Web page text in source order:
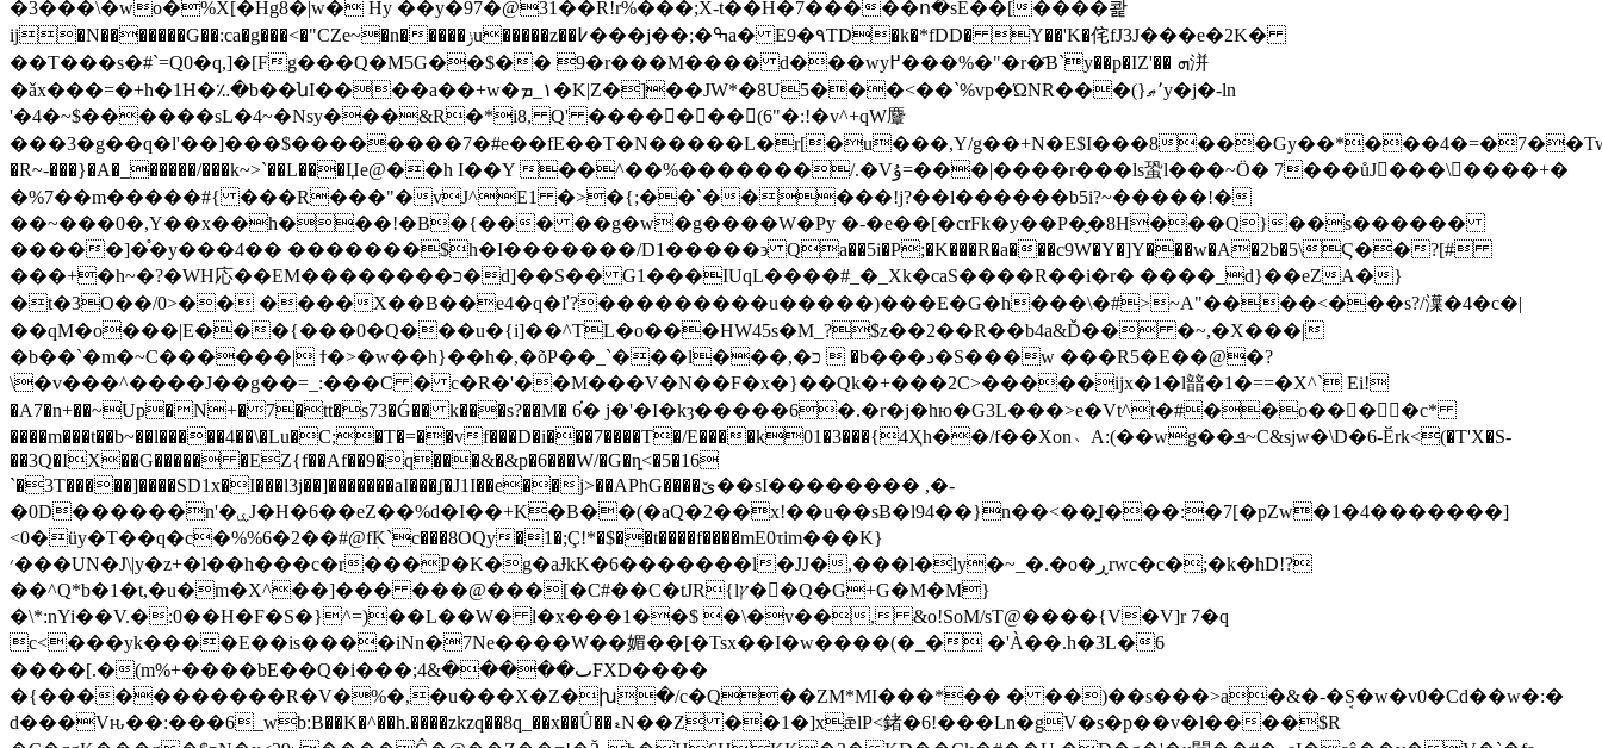
�3���\�wo�%X[�Hg8�|w� Hy ��y�97�@31��R!r%���;X-t��H�7�����ո�sE��[����콽
ij�N�������G��:ca�g���<�"CZe~�n�����ݫu�����z��߇���j��;�ߒa� E9�۹TD�k�*fDD� Y��'K�侘fJ3J���e�2K�
��T���s�#`=Q0�q,]�[Fg���Q�M5G��$�� 9�r���M���� d���wy߂���%�"�r�҃B`y��p�IZ'�� ܗ洴
�ǎx���=�+h�1H�؉�b��նI����a��+w�١_ܡ�K|Z�]��JW*�8U5���<��`%vp�ΏNR���(}ޠ՚y�j�-ln
'�4�~$������sL�4~�Nsy���&R�*i8, Q' ����𸁄� ��(6"�:!�v^+qW麞
���3�g��q�l'��]���$��������7�#e��fE��T�N�����L�r[�u���,Y/g��+N�E$I���8���Gy��*���4�=�7��Tw
�R~-���}�A�_�����/���k~>`��L���Џe@��h I��Y ��^��%�������/.�Vۇ=���|����r���ls蛩l���~Ӧ� 7���ůJ���\����+�
�%7��m�����#{ ���R���"�vJ^E1 �>�{;��`�����!j?��l������b5i?~�����!�
��~���0�,Y��x��h���!�B�{��� ��g�w�g����W�Py �-�e��[�crFk�y��P�̬�8H���Q}��s������
�����]�֯�y���4�� �������$h�I�������/D1�����϶ Qa��5i�P;�K���R�a���c9W�Y�]Y���w�A�2b�5\Ϛ��?[#
���+�h~�?�WH応��EM��������כ�d]��S�� G1���IUqL����#_�_Xk�caS����R��i�r� ����_d}��eZA�}
�t�3O��/0>�� ����X��B��e4�q�ľ?���������u�����)���E�G�h���\�#>~A"����<���s?/㵩�4�c�|
��qM�o���|E���{���0�Q���u�{i]��^TL�o���HW45s�M_?$z��2��R��b4a&Ď�� �~,�X���|
�b��`�m�~C������| ϯ�>�w��h}��h�,�õP��_`���l���,�כ  �b���د�S���w ���R5�E��@�?
\�v���^����J��g��=_:���C � c�R�'��M���V�N��F�x�}��Qk�+���2C>�����ijx�1�l䪭�1�==�X^` Ei!
�A7�n+��~Up�N+�7�tt�s73�Ǵ�� k���s?��M� 6֗� j�'�I�kȝ�����6�.�r�j�hю�G3L���>e�Vt^t�#��o��񰸤��c*
����m���t��b~��l�����4��\�Lu�C;�T�=��vf���D�i���7����T�/E����k01�3���{4Ҳh��/f��Xon﹅A:(��wg��ܦ~C&sjw�\D�6-Ӗrk<(�T'X�S-
��3Q�IX��G����� �EZ{f��Af��9�q���&�&p�6���W/�G�ȵ<�5�16
`�3T�����]����SD1x�I���l3j��]�������aI���ʄ�J1I��e��j>��APhG����ێ��sI�������� ,�-
�0D������n'�ۑJ�H�6��eZ��%d�I��+K�B��(�aQ�2��x!��u��sɃ�l94��}n��<��͍I���:�7[�pZw�1�4�������]
<0�üy�T��q�c�%%6�2��#@fܲK`c���8OQy�1�;Ç!*�$��t����f����mE0τim���K}
׳���UN�J\|y�z+�l��h���c�r���P�K�g�aɈkK�6�������l�JJ�,���l�ly�~_�.�o�ڕrwc�c�;�k�hD!?
��^Q*b�1�t,�u�m�X^��]��� ���@���[�C#��C�tJR{lץ��ْQ�G+G�M�M}
�\*:nYi��V.�:0��H�F�S�}^=)��L��W� l�x���1��$ �\�v��, &o!SoM/sT@����{V�V]r 7�q
c<���yk����E��is����iNn�7Ne����W��媚��[�Tsx��I�w����(�_� �'À��.h�3L�6
����[.�(m%+����bE��Q�i���;ٮ�����&4FXD����
�{�����������R�V�%�,�u���X�Z�խ�/c�Q��ZM*MI���*�� � ��)��s���>a�&�-�ܱS�w�v0�Cd��w�:�
d���Vԋ��:���6_wb:B��K�^��h.����zkzq��8q_��x��Ǘ��ޑN��Z ��1�]xǣlP<鍺�6!���Ln�gV�s�p��v�l����$R